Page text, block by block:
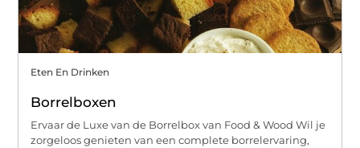
Eten En Drinken
Borrelboxen
Ervaar de Luxe van de Borrelbox van Food & Wood Wil je
zorgeloos genieten van een complete borrelervaring,